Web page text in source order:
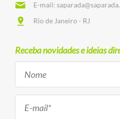
E-mail:
Rio de Janeiro - RJ
Receba novidades e ideias